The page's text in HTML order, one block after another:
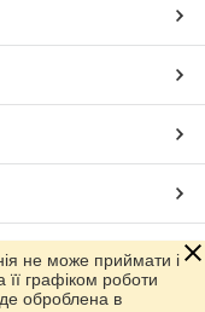
не може приймати і
графіком роботи
оброблена в